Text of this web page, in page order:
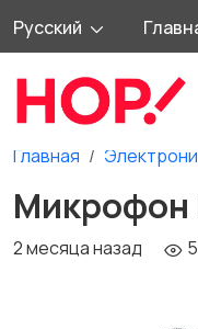
Русский
Главная
Микрофон
2 месяца назад